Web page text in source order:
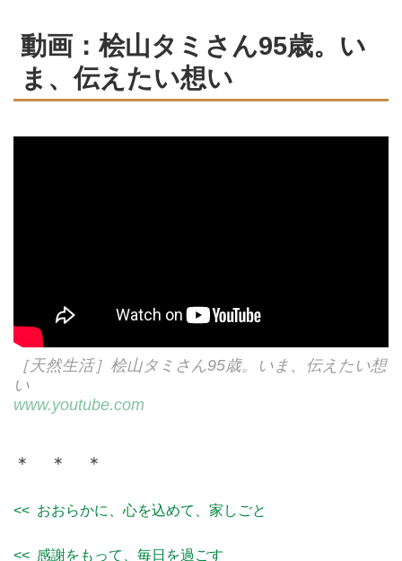
動画：桧山タミさん95歳。い
ま、伝えたい想い
［天然生活］桧山タミさん95歳。いま、伝えたい想
い
www.youtube.com
＊ ＊ ＊
<< おおらかに、心を込めて、家しごと
<< 感謝をもって、毎日を過ごす